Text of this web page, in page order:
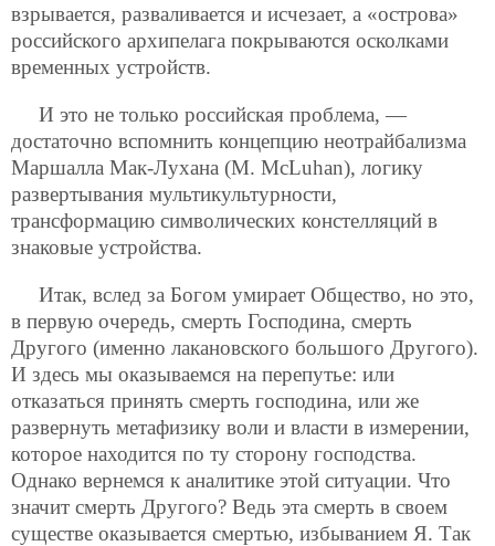
взрывается, разваливается и исчезает, а «острова»
российского архипелага покрываются осколками
временных устройств.
И это не только российская проблема, —
достаточно вспомнить концепцию неотрайбализма
Маршалла Мак-Лухана (M. McLuhan), логику
развертывания мультикультурности,
трансформацию символических констелляций в
знаковые устройства.
Итак, вслед за Богом умирает Общество, но это,
в первую очередь, смерть Господина, смерть
Другого (именно лакановского большого Другого).
И здесь мы оказываемся на перепутье: или
отказаться принять смерть господина, или же
развернуть метафизику воли и власти в измерении,
которое находится по ту сторону господства.
Однако вернемся к аналитике этой ситуации. Что
значит смерть Другого? Ведь эта смерть в своем
существе оказывается смертью, избыванием Я. Так